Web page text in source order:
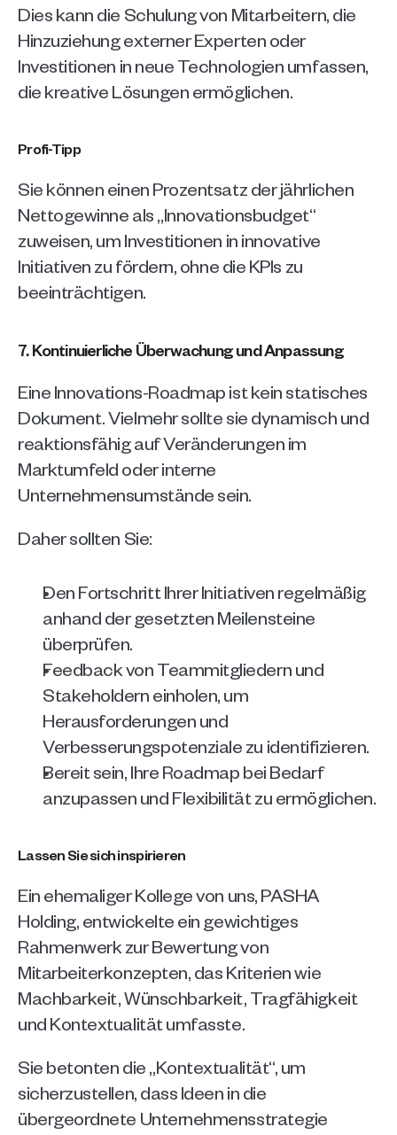
Dies kann die Schulung von Mitarbeitern, die
Hinzuziehung externer Experten oder
Investitionen in neue Technologien umfassen,
die kreative Lösungen ermöglichen.
Profi-Tipp
Sie können einen Prozentsatz der jährlichen
Nettogewinne als „Innovationsbudget“
zuweisen, um Investitionen in innovative
Initiativen zu fördern, ohne die KPIs zu
beeinträchtigen.
7. Kontinuierliche Überwachung und Anpassung
Eine Innovations-Roadmap ist kein statisches
Dokument. Vielmehr sollte sie dynamisch und
reaktionsfähig auf Veränderungen im
Marktumfeld oder interne
Unternehmensumstände sein.
Daher sollten Sie:
Den Fortschritt Ihrer Initiativen regelmäßig
anhand der gesetzten Meilensteine
überprüfen.
Feedback von Teammitgliedern und
Stakeholdern einholen, um
Herausforderungen und
Verbesserungspotenziale zu identifizieren.
Bereit sein, Ihre Roadmap bei Bedarf
anzupassen und Flexibilität zu ermöglichen.
Lassen Sie sich inspirieren
Ein ehemaliger Kollege von uns, PASHA
Holding, entwickelte ein gewichtiges
Rahmenwerk zur Bewertung von
Mitarbeiterkonzepten, das Kriterien wie
Machbarkeit, Wünschbarkeit, Tragfähigkeit
und Kontextualität umfasste.
Sie betonten die „Kontextualität“, um
sicherzustellen, dass Ideen in die
übergeordnete Unternehmensstrategie